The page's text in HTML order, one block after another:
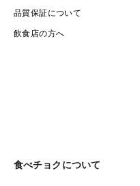
品質保証について
飲食店の方へ
食べチョクについて